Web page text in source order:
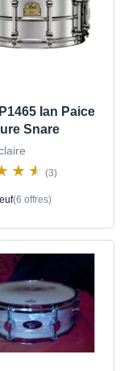
Ian Paice
Snare
(3)
(6 offres)